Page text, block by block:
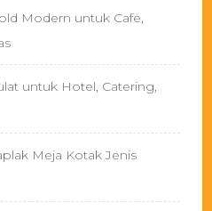
Modern untuk Cafe,
untuk Hotel, Catering,
Meja Kotak Jenis